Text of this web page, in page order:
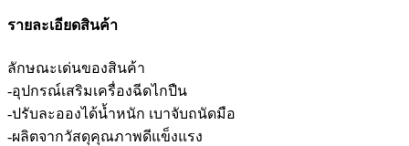
รายละเอียดสินค้า
ลักษณะเด่นของสินค้า
-อุปกรณ์เสริมเครื่องฉีดไกปืน
-ปรับละอองได้น้ำหนัก เบาจับถนัดมือ
-ผลิตจากวัสดุคุณภาพดีแข็งแรง